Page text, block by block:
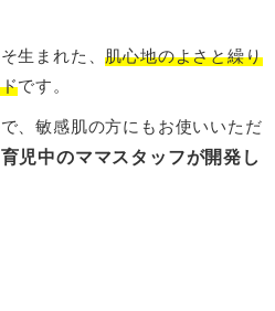
生まれた、肌心地のよさと繰り
です。
、敏感肌の方にもお使いいただ
育児中のママスタッフが開発し